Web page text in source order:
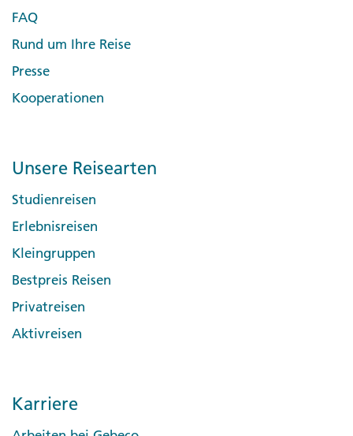
FAQ
Rund um Ihre Reise
Presse
Kooperationen
Unsere Reisearten
Studienreisen
Erlebnisreisen
Kleingruppen
Bestpreis Reisen
Privatreisen
Aktivreisen
Karriere